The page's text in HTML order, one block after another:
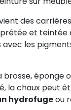
des
et teintée
avec les
brosse, éponge
la chaux peut
hydrofugeou